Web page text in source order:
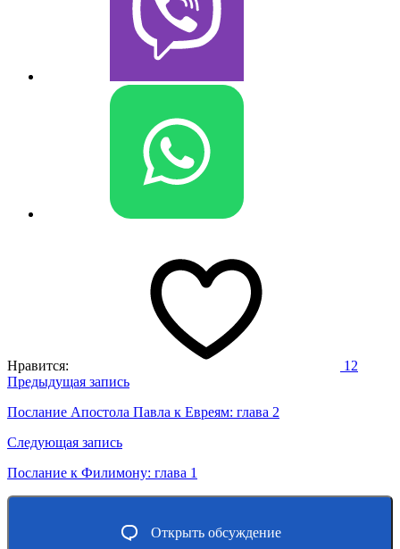
Нравится: 12
Навигация
по
записям
Предыдущая запись
Послание Апостола Павла к Евреям: глава 2
Следующая запись
Послание к Филимону: глава 1
Открыть обсуждение